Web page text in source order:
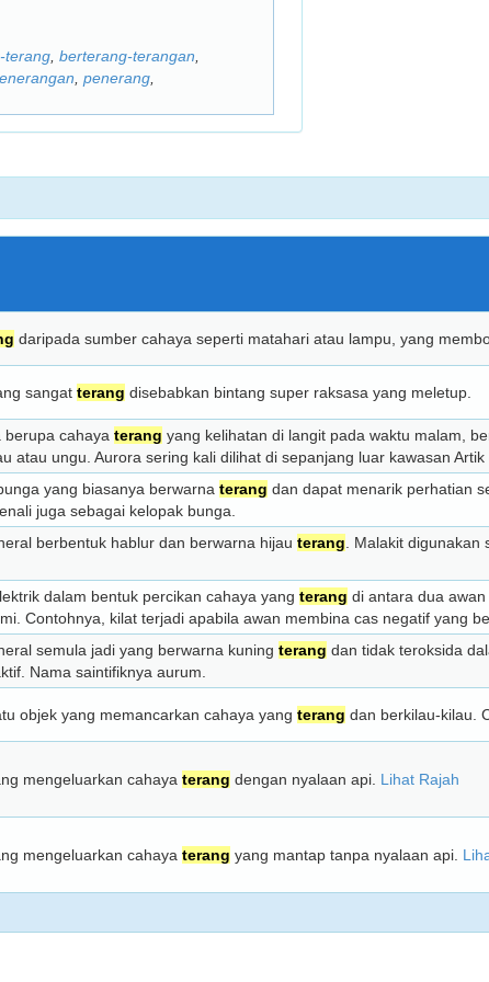
terang berterang-terangan
penerang
daripada sumber cahaya seperti matahari atau lampu, yang
sangat terang disebabkan bintang super raksasa yang meletup.
berupa cahaya terang yang kelihatan di langit pada waktu malam,
atau ungu. Aurora sering kali dilihat di sepanjang luar kawasan Artik
yang biasanya berwarna terang dan dapat menarik perhatian
juga sebagai kelopak bunga.
berbentuk hablur dan berwarna hijau terang . Malakit
dalam bentuk percikan cahaya yang terang di antara dua
Contohnya, kilat terjadi apabila awan membina cas negatif yang
semula jadi yang berwarna kuning terang dan tidak teroksida
Nama saintifiknya aurum.
objek yang memancarkan cahaya yang terang dan berkilau-kilau.
mengeluarkan cahaya terang dengan nyalaan api. Lihat Rajah
mengeluarkan cahaya terang yang mantap tanpa nyalaan api.